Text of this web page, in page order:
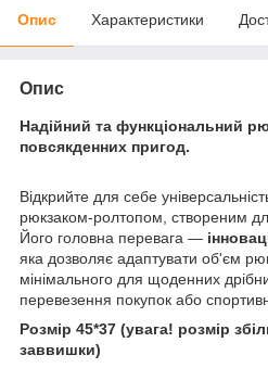
Опис Характеристики
Опис
Надійний та функціональний
повсякденних пригод.
Відкрийте для себе
рюкзаком-ролтопом, створеним
Його головна перевага —
яка дозволяє адаптувати об'єм
мінімального для щоденних
перевезення покупок або
Розмір 45*37 (увага! розмір
заввишки)